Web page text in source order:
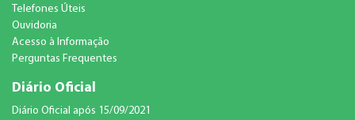
Telefones Úteis
Ouvidoria
Acesso à Informação
Perguntas Frequentes
Diário Oficial
Diário Oficial após 15/09/2021